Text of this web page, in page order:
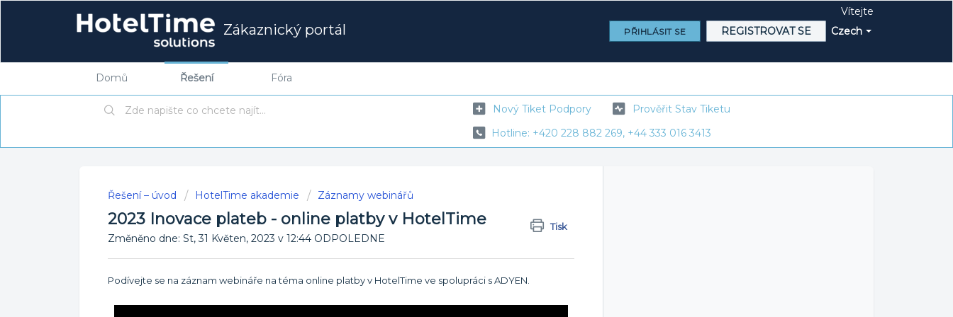
Zákaznický portál Czech
Vítejte
PŘIHLÁSIT SE REGISTROVAT SE
Domů Řešení Fóra
Nový Tiket Podpory
Prověřit Stav Tiketu
Hotline: +420 228 882 269, +44 333 016 3413
Řešení – úvod HotelTime akademie Záznamy webinářů
2023 Inovace plateb - online platby v HotelTime Tisk
Změněno dne: St, 31 Květen, 2023 v 12:44 ODPOLEDNE
Podívejte se na záznam webináře na téma online platby v HotelTime ve spolupráci s ADYEN.